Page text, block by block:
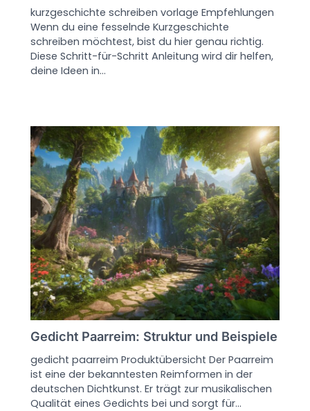
kurzgeschichte schreiben vorlage Empfehlungen
Wenn du eine fesselnde Kurzgeschichte
schreiben möchtest, bist du hier genau richtig.
Diese Schritt-für-Schritt Anleitung wird dir helfen,
deine Ideen in…
Gedicht Paarreim: Struktur und Beispiele
gedicht paarreim Produktübersicht Der Paarreim
ist eine der bekanntesten Reimformen in der
deutschen Dichtkunst. Er trägt zur musikalischen
Qualität eines Gedichts bei und sorgt für…